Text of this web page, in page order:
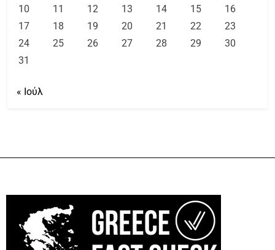
10
11 12 13 14 15
16
17
18 19 20 21 22
23
24
25 26 27 28 29
30
31
« Ιούλ